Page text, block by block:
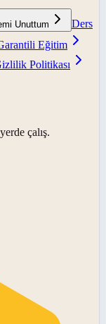
Unuttum
Ders
Eğitim
Politikası
çalış.